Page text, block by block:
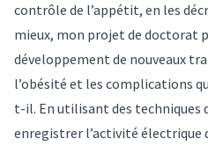
contrôle de l’appétit, en les
mieux, mon projet de doctorat
développement de nouveaux
l’obésité et les complications
t-il. En utilisant des techniques
enregistrer l’activité électrique